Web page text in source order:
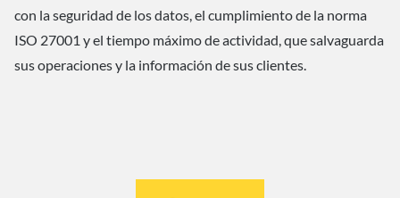
con la seguridad de los datos, el cumplimiento de la norma
ISO 27001 y el tiempo máximo de actividad, que salvaguarda
sus operaciones y la información de sus clientes.